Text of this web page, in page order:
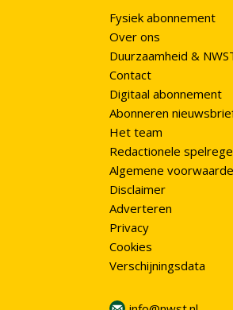
Fysiek abonnement
Over ons
Duurzaamheid &
Contact
Digitaal abonnement
Abonneren
Het team
Redactionele
Algemene
Disclaimer
Adverteren
Privacy
Cookies
Verschijningsdata